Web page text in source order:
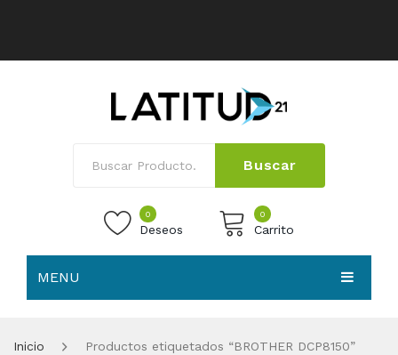
Buscar
0
Deseos
0
Carrito
MENU
Inicio Productos etiquetados “BROTHER DCP8150”